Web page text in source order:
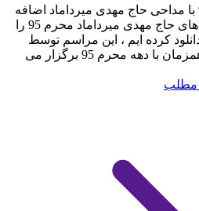
مراسم شام غریبان محرم 95 با مداحی حاج مهدی میرداماد اضافه
شد مجموعه نوحه و مداحی های حاج مهدی میرداماد محرم 95 را
کرده ایم ، این مراسم توسط
هیئت رزمندگان اسلام قم و همزمان با دهه محرم 95 برگزار می
مطلب